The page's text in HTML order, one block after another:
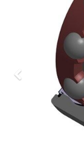
Previous